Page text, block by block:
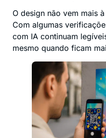
O design não vem mais
Com algumas
com IA continuam
mesmo quando ficam